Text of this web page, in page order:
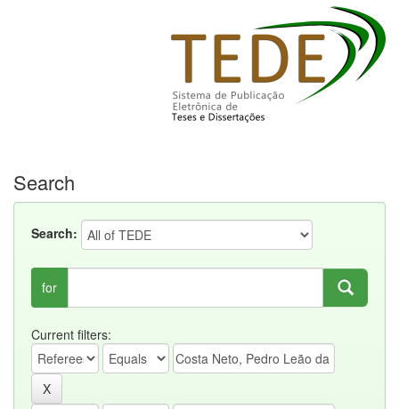
Search
Search:
for
Current filters: